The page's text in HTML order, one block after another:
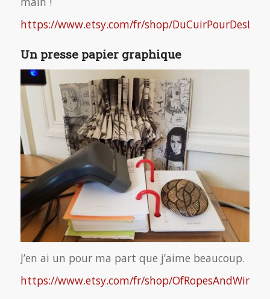
https://www.etsy.com/fr/shop/
Un presse papier graphique
J’en ai un pour ma part que j’aime beaucoup.
https://www.etsy.com/fr/shop/OfRopesAndWires